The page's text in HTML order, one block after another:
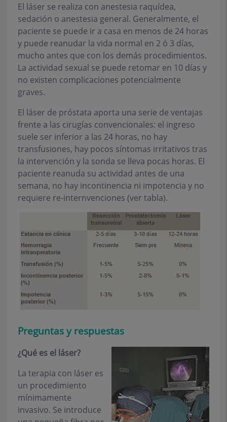
El láser se realiza con anestesia raquídea,
sedación o anestesia general. Generalmente, el
paciente se puede ir a casa en menos de 24 horas
y puede reanudar la vida normal en 2 ó 3 días,
mucho antes que con los demás procedimientos.
La actividad sexual se puede retomar en 10 días y
no existen complicaciones potencialmente
graves.
El láser de próstata aporta una serie de ventajas
frente a las cirugías convencionales: el ingreso
suele ser inferior a las 24 horas, no hay
transfusiones, hay pocos síntomas irritativos tras
la intervención y la sonda se lleva pocas horas. El
paciente reanuda su actividad antes de una
semana, no hay incontinencia ni impotencia y no
requiere re-internvenciones (ver tabla).
Preguntas y respuestas
¿Qué es el láser?
La terapia con láser es
un procedimiento
mínimamente
invasivo. Se introduce